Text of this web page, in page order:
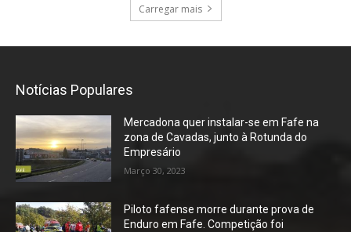
Carregar mais
Notícias Populares
Mercadona quer instalar-se em Fafe na
zona de Cavadas, junto à Rotunda do
Empresário
Março 30, 2023
Piloto fafense morre durante prova de
Enduro em Fafe. Competição foi